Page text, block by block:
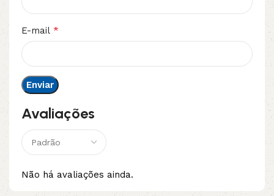
Avaliações
Não há avaliações ainda.
E-mail *